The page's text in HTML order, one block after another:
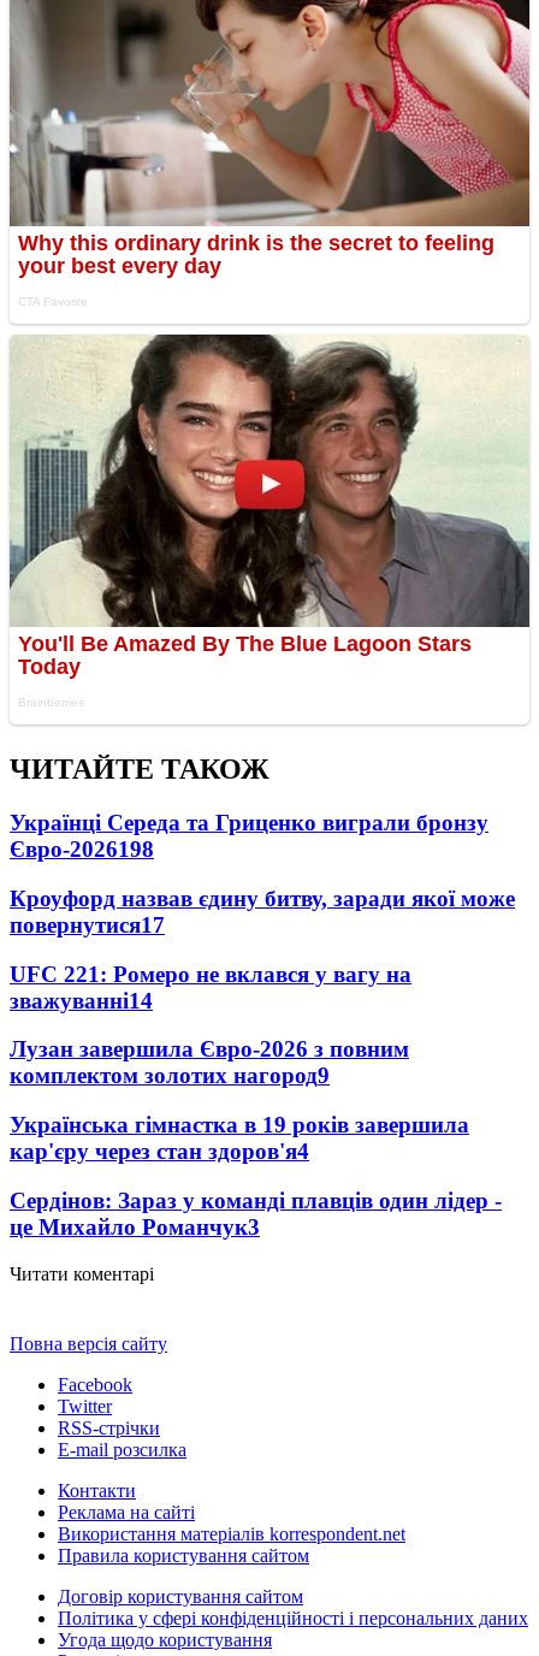
ЧИТАЙТЕ ТАКОЖ
Українці Середа та Гриценко виграли бронзу
Євро-2026198
Кроуфорд назвав єдину битву, заради якої може
повернутися17
UFC 221: Ромеро не вклався у вагу на
зважуванні14
Лузан завершила Євро-2026 з повним
комплектом золотих нагород9
Українська гімнастка в 19 років завершила
кар'єру через стан здоров'я4
Сердінов: Зараз у команді плавців один лідер -
це Михайло Романчук3
Читати коментарі
Повна версія сайту
Facebook
Twitter
RSS-стрічки
E-mail розсилка
Контакти
Реклама на сайті
Використання матеріалів korrespondent.net
Правила користування сайтом
Договір користування сайтом
Політика у сфері конфіденційності і персональних даних
Угода щодо користування